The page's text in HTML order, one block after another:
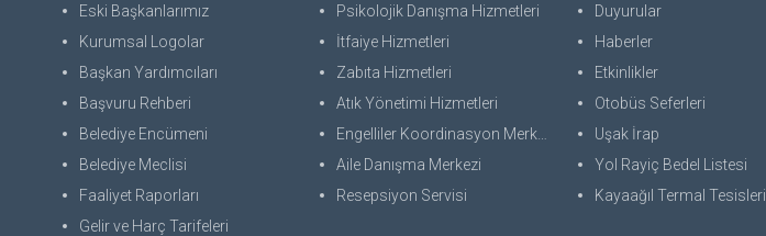
Eski Başkanlarımız
Kurumsal Logolar
Başkan Yardımcıları
Başvuru Rehberi
Belediye Encümeni
Belediye Meclisi
Faaliyet Raporları
Gelir ve Harç Tarifeleri
Psikolojik Danışma Hizmetleri
İtfaiye Hizmetleri
Zabıta Hizmetleri
Atık Yönetimi Hizmetleri
Engelliler Koordinasyon Merkezi
Aile Danışma Merkezi
Resepsiyon Servisi
Duyurular
Haberler
Etkinlikler
Otobüs Seferleri
Uşak İrap
Yol Rayiç Bedel Listesi
Kayaağıl Termal Tesisleri